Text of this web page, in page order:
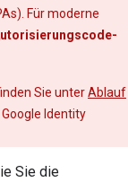
Für moderne
Sie unterAblauf
Identity
Sie die